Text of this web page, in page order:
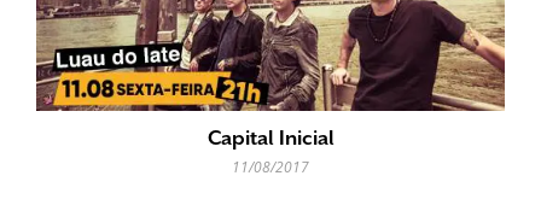
Capital Inicial
11/08/2017